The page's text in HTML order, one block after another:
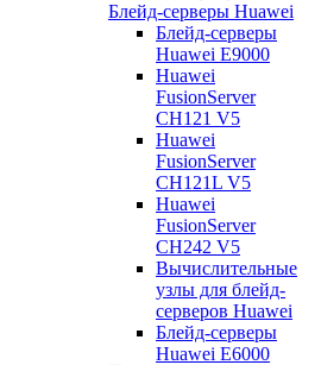
Блейд-серверы Huawei
Блейд-серверы
Huawei E9000
Huawei
FusionServer
CH121 V5
Huawei
FusionServer
CH121L V5
Huawei
FusionServer
CH242 V5
Вычислительные
узлы для блейд-
серверов Huawei
Блейд-серверы
Huawei E6000